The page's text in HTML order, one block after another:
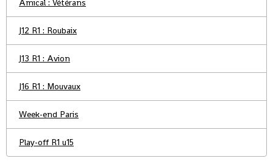
Amical : Vétérans
J12 R1 : Roubaix
J13 R1 : Avion
J16 R1 : Mouvaux
Week-end Paris
Play-off R1 u15